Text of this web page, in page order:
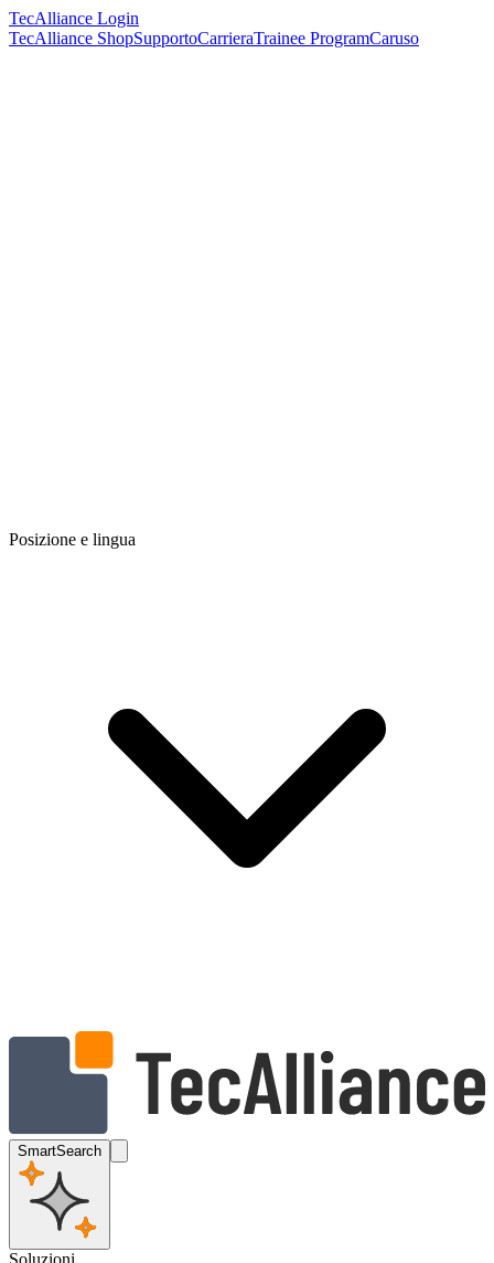
TecAlliance Login
TecAlliance ShopSupportoCarrieraTrainee ProgramCaruso
Posizione e lingua
SmartSearch